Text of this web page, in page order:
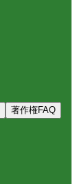
著作権FAQ